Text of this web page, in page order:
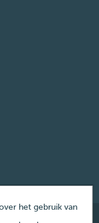
het gebruik van